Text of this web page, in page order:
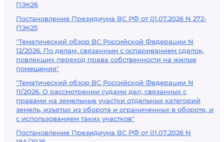
ПЭК26
Постановление Президиума ВС РФ от 01.07.2026 N 272-
ПЭК25
"Тематический обзор ВС Российской Федерации N
12/2026. По делам, связанным с оспариванием сделок,
повлекших переход права собственности на жилые
помещения"
"Тематический обзор ВС Российской Федерации N
11/2026. О рассмотрении судами дел, связанных с
правами на земельные участки отдельных категорий
земель, изъятых из оборота и ограниченных в обороте, и
с использованием таких участков"
Постановление Президиума ВС РФ от 01.07.2026 N